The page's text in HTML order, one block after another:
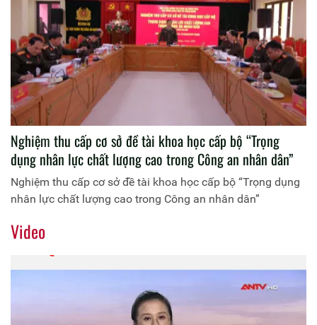
Nghiệm thu cấp cơ sở đề tài khoa học cấp bộ “Trọng
dụng nhân lực chất lượng cao trong Công an nhân dân”
Nghiệm thu cấp cơ sở đề tài khoa học cấp bộ “Trọng dụng
nhân lực chất lượng cao trong Công an nhân dân”
Video